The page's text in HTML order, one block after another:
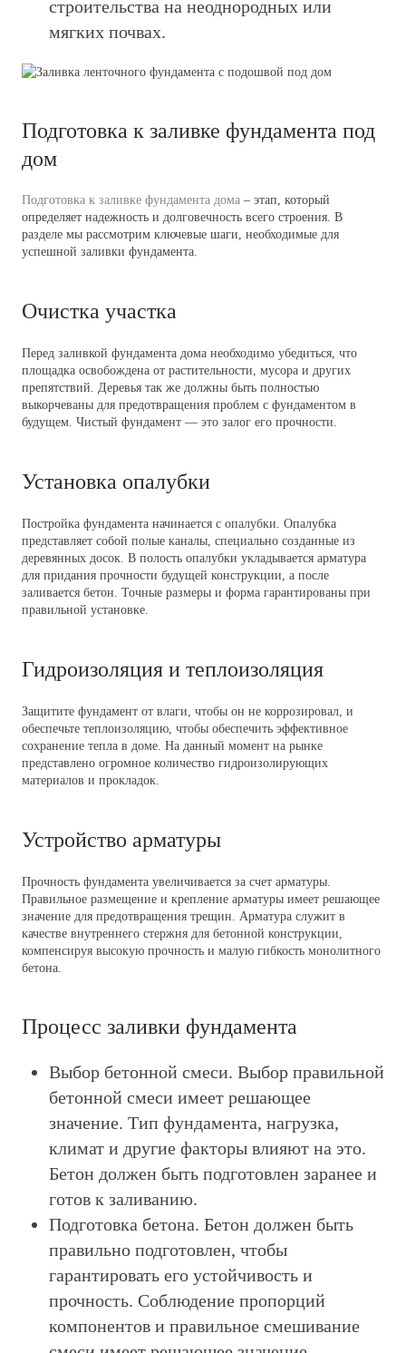
строительства на неоднородных или
мягких почвах.
Подготовка к заливке фундамента под
дом
Подготовка к заливке фундамента дома – этап, который
определяет надежность и долговечность всего строения. В
разделе мы рассмотрим ключевые шаги, необходимые для
успешной заливки фундамента.
Очистка участка
Перед заливкой фундамента дома необходимо убедиться, что
площадка освобождена от растительности, мусора и других
препятствий. Деревья так же должны быть полностью
выкорчеваны для предотвращения проблем с фундаментом в
будущем. Чистый фундамент — это залог его прочности.
Установка опалубки
Постройка фундамента начинается с опалубки. Опалубка
представляет собой полые каналы, специально созданные из
деревянных досок. В полость опалубки укладывается арматура
для придания прочности будущей конструкции, а после
заливается бетон. Точные размеры и форма гарантированы при
правильной установке.
Гидроизоляция и теплоизоляция
Защитите фундамент от влаги, чтобы он не коррозировал, и
обеспечьте теплоизоляцию, чтобы обеспечить эффективное
сохранение тепла в доме. На данный момент на рынке
представлено огромное количество гидроизолирующих
материалов и прокладок.
Устройство арматуры
Прочность фундамента увеличивается за счет арматуры.
Правильное размещение и крепление арматуры имеет решающее
значение для предотвращения трещин. Арматура служит в
качестве внутреннего стержня для бетонной конструкции,
компенсируя высокую прочность и малую гибкость монолитного
бетона.
Процесс заливки фундамента
Выбор бетонной смеси. Выбор правильной
бетонной смеси имеет решающее
значение. Тип фундамента, нагрузка,
климат и другие факторы влияют на это.
Бетон должен быть подготовлен заранее и
готов к заливанию.
Подготовка бетона. Бетон должен быть
правильно подготовлен, чтобы
гарантировать его устойчивость и
прочность. Соблюдение пропорций
компонентов и правильное смешивание